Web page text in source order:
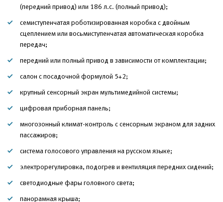
(передний привод) или 186 л.с. (полный привод);
семиступенчатая роботизированная коробка с двойным
сцеплением или восьмиступенчатая автоматическая коробка
передач;
передний или полный привод в зависимости от комплектации;
салон с посадочной формулой 5+2;
крупный сенсорный экран мультимедийной системы;
цифровая приборная панель;
многозонный климат-контроль с сенсорным экраном для задних
пассажиров;
система голосового управления на русском языке;
электрорегулировка, подогрев и вентиляция передних сидений;
светодиодные фары головного света;
панорамная крыша;